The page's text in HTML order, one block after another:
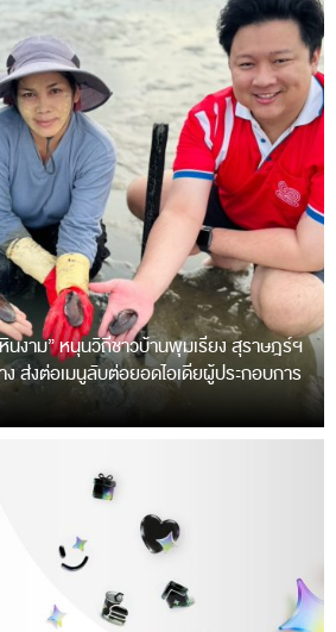
นงาม” หนุนวิถีชาวบ้านพุมเรียง สุราษฎร์ฯ
ส่งต่อเมนูลับต่อยอดไอเดียผู้ประกอบการ